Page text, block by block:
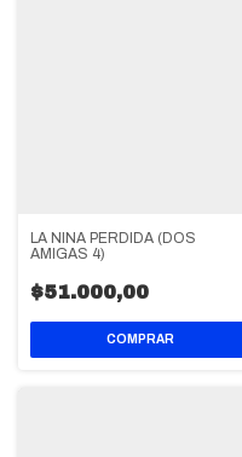
LA NIÑA PERDIDA (DOS
AMIGAS 4)
$51.000,00